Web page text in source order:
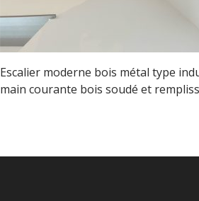
Escalier moderne bois métal type
main courante bois soudé et